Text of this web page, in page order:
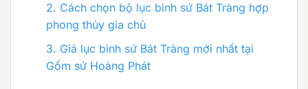
2. Cách chọn bộ lục bình sứ Bát Tràng hợp
phong thủy gia chủ
3. Giá lục bình sứ Bát Tràng mới nhất tại
Gốm sứ Hoàng Phát